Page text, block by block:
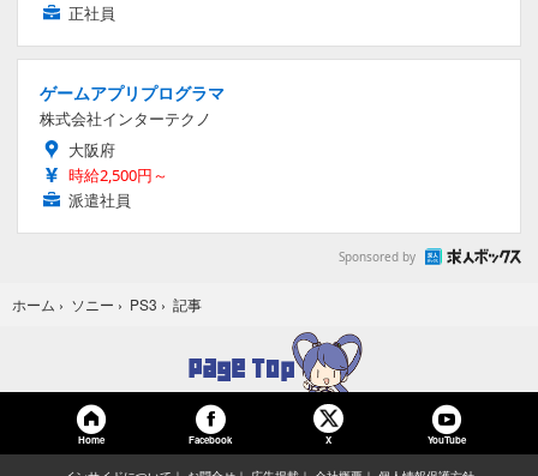
正社員
ゲームアプリプログラマ
株式会社インターテクノ
大阪府
時給2,500円～
派遣社員
Sponsored by
ホーム › ソニー › PS3 › 記事
Home Facebook X YouTube